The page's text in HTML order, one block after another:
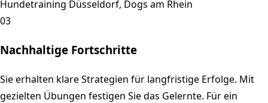
03
Nachhaltige Fortschritte
Sie erhalten klare Strategien für langfristige Erfolge. Mit
gezielten Übungen festigen Sie das Gelernte. Für ein